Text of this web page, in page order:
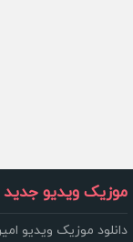
موزیک ویدیو جدید
دانلود موزیک ویدیو